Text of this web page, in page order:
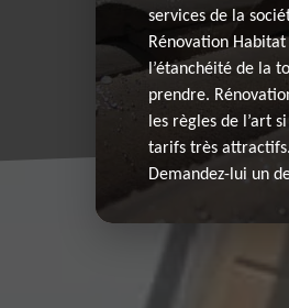
services de la
Rénovation
l’étanchéité de la
prendre.
les règles de l’art
tarifs très
Demandez-lui un